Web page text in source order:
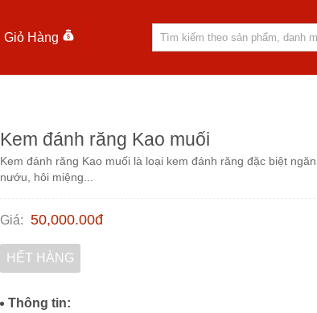
Giỏ Hàng
Kem đánh răng Kao muối
Kem đánh răng Kao muối là loại kem đánh răng đặc biệt
nướu, hôi miệng...
Giá: 50,000.00đ
HẾT HÀNG
Thông tin: